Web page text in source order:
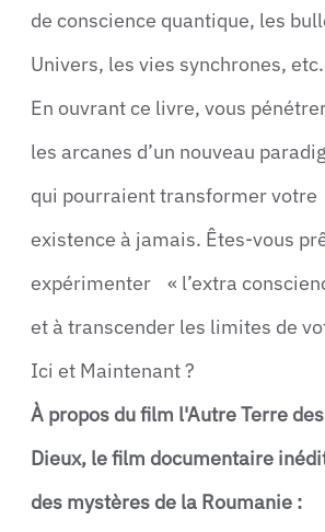
de conscience quantique, les
Univers, les vies synchrones, etc.
En ouvrant ce livre, vous
les arcanes d’un nouveau
qui pourraient transformer votre
existence à jamais. Êtes-vous
expérimenter « l’extra
et à transcender les limites de
Ici et Maintenant ?
À propos du film l'Autre Terre des
Dieux, le film documentaire
des mystères de la Roumanie :